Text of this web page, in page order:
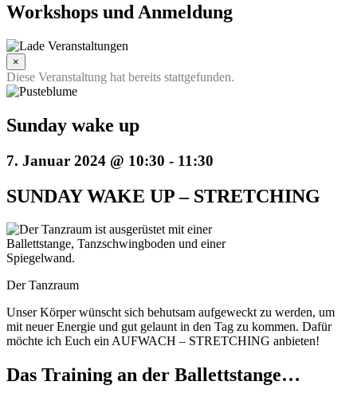
Workshops und Anmeldung
×
Diese Veranstaltung hat bereits stattgefunden.
Sunday wake up
7. Januar 2024 @ 10:30 - 11:30
SUNDAY WAKE UP – STRETCHING
Der Tanzraum
Unser Körper wünscht sich behutsam aufgeweckt zu werden, um
mit neuer Energie und gut gelaunt in den Tag zu kommen. Dafür
möchte ich Euch ein AUFWACH – STRETCHING anbieten!
Das Training an der Ballettstange…